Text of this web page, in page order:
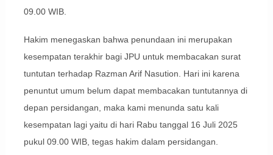
09.00 WIB.
Hakim menegaskan bahwa penundaan ini merupakan
kesempatan terakhir bagi JPU untuk membacakan surat
tuntutan terhadap Razman Arif Nasution. Hari ini karena
penuntut umum belum dapat membacakan tuntutannya di
depan persidangan, maka kami menunda satu kali
kesempatan lagi yaitu di hari Rabu tanggal 16 Juli 2025
pukul 09.00 WIB, tegas hakim dalam persidangan.